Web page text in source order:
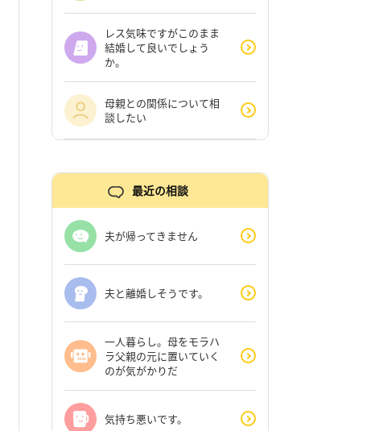
レス気味ですがこのまま
結婚して良いでしょう
か。
母親との関係について相
談したい
最近の相談
夫が帰ってきません
夫と離婚しそうです。
一人暮らし。母をモラハ
ラ父親の元に置いていく
のが気がかりだ
気持ち悪いです。